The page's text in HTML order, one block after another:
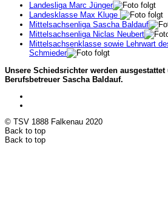
Landesliga Marc Jünger
Landesklasse Max Kluge
Mittelsachsenliga Sascha Baldauf
Mittelsachsenliga Niclas Neubert
Mittelsachsenklasse sowie Lehrwart
Schmieder
Unsere Schiedsrichter werden
Berufsbetreuer Sascha Baldauf.
© TSV 1888 Falkenau 2020
Back to top
Back to top